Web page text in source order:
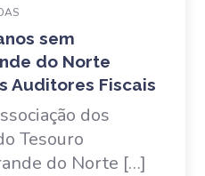
sem
do Norte
Auditores Fiscais
dos
Tesouro
do Norte […]